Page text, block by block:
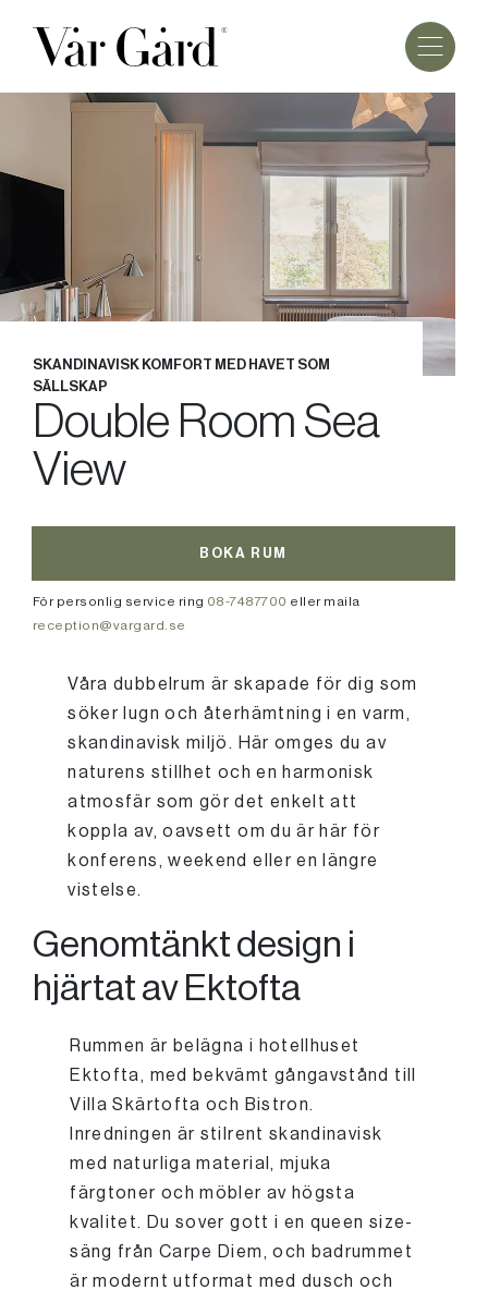
SKANDINAVISK KOMFORT MED HAVET SOM
SÄLLSKAP
Double Room Sea
View
BOKA RUM
För personlig service ring 08-7487700 eller maila
reception@vargard.se
Våra dubbelrum är skapade för dig som
söker lugn och återhämtning i en varm,
skandinavisk miljö. Här omges du av
naturens stillhet och en harmonisk
atmosfär som gör det enkelt att
koppla av, oavsett om du är här för
konferens, weekend eller en längre
vistelse.
Genomtänkt design i
hjärtat av Ektofta
Rummen är belägna i hotellhuset
Ektofta, med bekvämt gångavstånd till
Villa Skärtofta och Bistron.
Inredningen är stilrent skandinavisk
med naturliga material, mjuka
färgtoner och möbler av högsta
kvalitet. Du sover gott i en queen size-
säng från Carpe Diem, och badrummet
är modernt utformat med dusch och